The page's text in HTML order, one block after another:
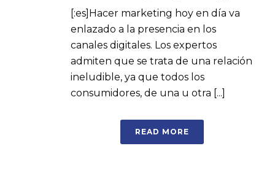
[:es]Hacer marketing hoy en día va
enlazado a la presencia en los
canales digitales. Los expertos
admiten que se trata de una relación
ineludible, ya que todos los
consumidores, de una u otra [...]
READ MORE